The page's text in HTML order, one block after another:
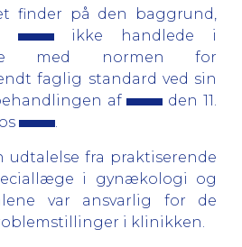
finder på den baggrund,
ikke handlede i
med normen for
faglig standard ved sin
af
den 11.
udtalelse fra praktiserende
i gynækologi og
var ansvarlig for de
i klinikken.